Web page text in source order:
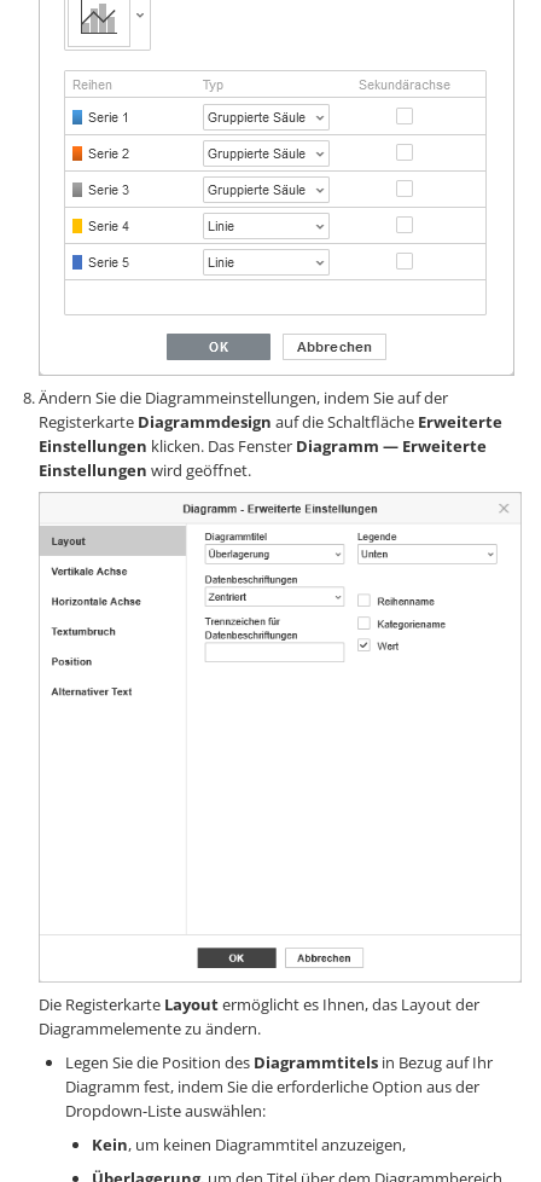
Ändern Sie die Diagrammeinstellungen, indem Sie auf der
Registerkarte Diagrammdesign auf die Schaltfläche Erweiterte
Einstellungen klicken. Das Fenster Diagramm — Erweiterte
Einstellungen wird geöffnet.
Die Registerkarte Layoutermöglicht es Ihnen, das Layout der
Diagrammelemente zu ändern.
Legen Sie die Position des Diagrammtitels in Bezug auf Ihr
Diagramm fest, indem Sie die erforderliche Option aus der
Dropdown-Liste auswählen:
Kein, um keinen Diagrammtitel anzuzeigen,